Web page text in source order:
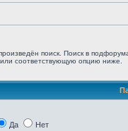
поиск. Поиск в
соответствующую опцию ниже.
Да Нет